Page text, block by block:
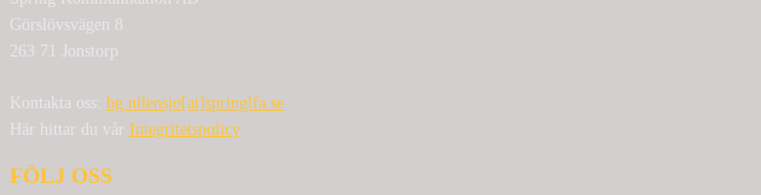
Görslövsvägen 8
263 71 Jonstorp
Kontakta oss: bg.nilensjo[at]springlfa.se
Här hittar du vår Integritetspolicy
FÖLJ OSS